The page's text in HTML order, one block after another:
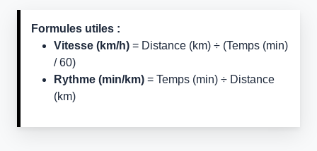
Formules utiles :
Vitesse (km/h) = Distance (km) ÷ (Temps (min)
/ 60)
Rythme (min/km) = Temps (min) ÷ Distance
(km)